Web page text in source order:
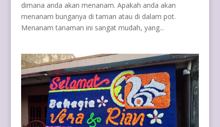
dimana anda akan menanam. Apakah anda akan
menanam bunganya di taman atau di dalam pot.
Menanam tanaman ini sangat mudah, yang...